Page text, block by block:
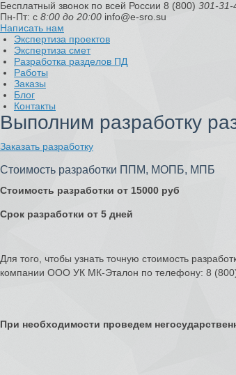
Бесплатный звонок по всей России 8 (800) 301-31-
Пн-Пт: с 8:00 до 20:00 info@e-sro.su
Написать нам
Экспертиза проектов
Экспертиза смет
Разработка разделов ПД
Работы
Заказы
Блог
Контакты
Выполним разработку
Заказать разработку
Стоимость разработки ППМ, МОПБ, МПБ
Стоимость разработки от 15000 руб
Срок разработки от 5 дней
Для того, чтобы узнать точную стоимость
компании ООО УК МК-Эталон по телефону: 8
При необходимости проведем